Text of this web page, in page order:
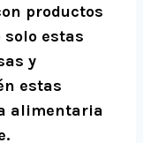
productos
solo estas
y
estas
alimentaria